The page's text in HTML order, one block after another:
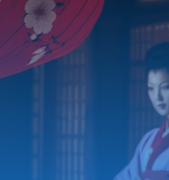
4 juillet 2025